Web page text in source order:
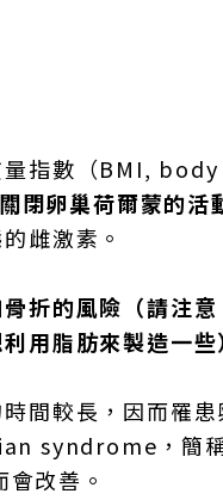
量指數（BMI,
閉卵巢荷爾蒙的活
雌激素。
折的風險（請注意
用脂肪來製造一些
間較長，因而罹患
syndrome，簡
改善。